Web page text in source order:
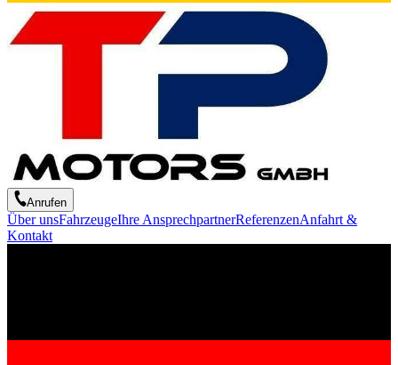
Anrufen
Über unsFahrzeugeIhre AnsprechpartnerReferenzenAnfahrt &
Kontakt